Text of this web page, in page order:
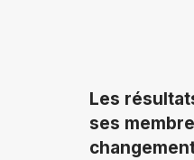
Les
ses